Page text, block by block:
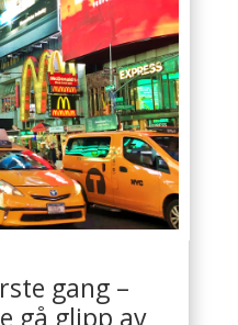
gang –
gå glipp av